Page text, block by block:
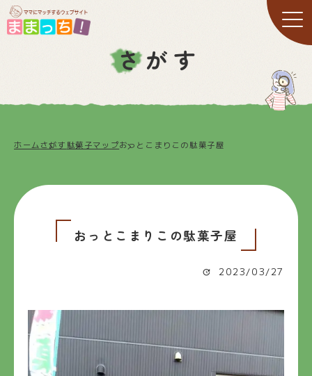
さがす
ホームさがす 駄菓子マップおっとこまりこの駄菓子屋
おっとこまりこの駄菓子屋
2023/03/27